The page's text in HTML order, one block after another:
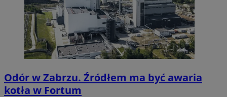
Odór w Zabrzu. Źródłem ma być awaria
kotła w Fortum